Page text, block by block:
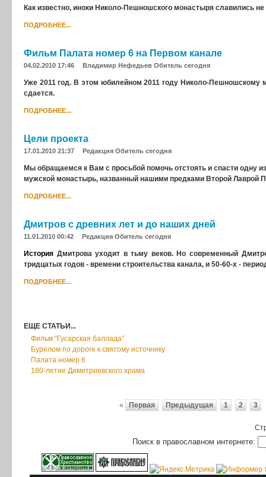
Как известно, иноки Николо-Пешношского монастыря славились
ПОДРОБНЕЕ...
Фильм Палата номер 6 на Первом канале
04.02.2010 17:46 Владимир Нефедьев Обитель сегодня
Уже 2011 год. В этом юбилейном 2011 году Николо-Пешношскому
сдается.
ПОДРОБНЕЕ...
Цели проекта
17.01.2010 21:37 Редакция Обитель сегодня
Мы обращаемся к Вам с просьбой помочь отстоять и спасти одну
мужской монастырь, названный нашими предками Второй Лаврой
ПОДРОБНЕЕ...
Дмитров с древних лет и до наших дней
11.01.2010 00:42 Редакция Обитель сегодня
История Дмитрова уходит в тьму веков. Но современный
тридцатых годов - времени строительства канала, и 50-60-х -
ПОДРОБНЕЕ...
ЕЩЕ СТАТЬИ...
Фильм "Гусарская баллада"
Бурелом по дороге к святому источнику
Палата номер 6
180-летие Димитриевского храма
« Первая Предыдущая 1 2 3
Поиск в православном интернете: